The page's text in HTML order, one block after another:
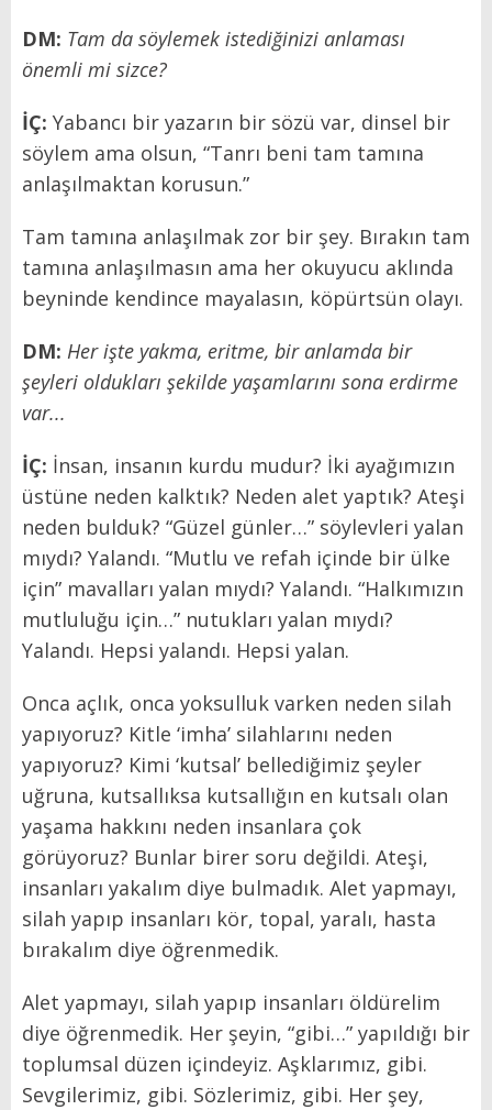
DM: Tam da söylemek istediğinizi anlaması
önemli mi sizce?
İÇ: Yabancı bir yazarın bir sözü var, dinsel bir
söylem ama olsun, “Tanrı beni tam tamına
anlaşılmaktan korusun.”
Tam tamına anlaşılmak zor bir şey. Bırakın tam
tamına anlaşılmasın ama her okuyucu aklında
beyninde kendince mayalasın, köpürtsün olayı.
DM: Her işte yakma, eritme, bir anlamda bir
şeyleri oldukları şekilde yaşamlarını sona erdirme
var...
İÇ: İnsan, insanın kurdu mudur? İki ayağımızın
üstüne neden kalktık? Neden alet yaptık? Ateşi
neden bulduk? “Güzel günler…” söylevleri yalan
mıydı? Yalandı. “Mutlu ve refah içinde bir ülke
için” mavalları yalan mıydı? Yalandı. “Halkımızın
mutluluğu için…” nutukları yalan mıydı?
Yalandı. Hepsi yalandı. Hepsi yalan.
Onca açlık, onca yoksulluk varken neden silah
yapıyoruz? Kitle ‘imha’ silahlarını neden
yapıyoruz? Kimi ‘kutsal’ bellediğimiz şeyler
uğruna, kutsallıksa kutsallığın en kutsalı olan
yaşama hakkını neden insanlara çok
görüyoruz? Bunlar birer soru değildi. Ateşi,
insanları yakalım diye bulmadık. Alet yapmayı,
silah yapıp insanları kör, topal, yaralı, hasta
bırakalım diye öğrenmedik.
Alet yapmayı, silah yapıp insanları öldürelim
diye öğrenmedik. Her şeyin, “gibi…” yapıldığı bir
toplumsal düzen içindeyiz. Aşklarımız, gibi.
Sevgilerimiz, gibi. Sözlerimiz, gibi. Her şey,